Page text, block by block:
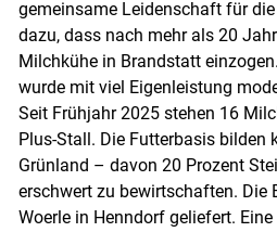
gemeinsame Leidenschaft für
dazu, dass nach mehr als 20
Milchkühe in Brandstatt
wurde mit viel Eigenleistung
Seit Frühjahr 2025 stehen 16
Plus-Stall. Die Futterbasis bilden
Grünland – davon 20 Prozent
erschwert zu bewirtschaften. Die
Woerle in Henndorf geliefert.